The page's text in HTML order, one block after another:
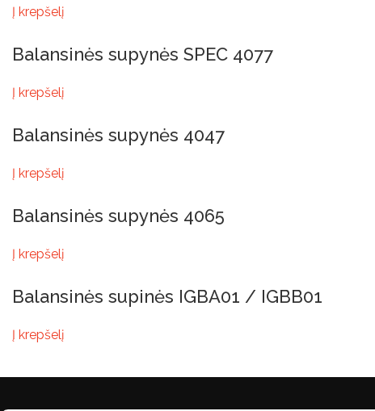
Į krepšelį
Balansinės supynės SPEC 4077
Į krepšelį
Balansinės supynės 4047
Į krepšelį
Balansinės supynės 4065
Į krepšelį
Balansinės supinės IGBA01 / IGBB01
Į krepšelį